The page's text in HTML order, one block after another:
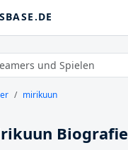
mirikuun
Biografie